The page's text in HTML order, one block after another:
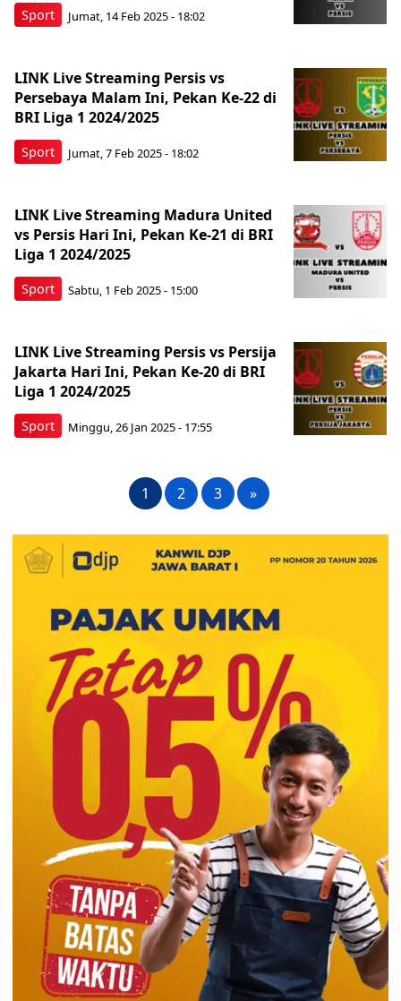
Sport Jumat, 14 Feb 2025 - 18:02
Sport
LINK Live Streaming Persis vs
Persebaya Malam Ini, Pekan Ke-22 di
BRI Liga 1 2024/2025
Jumat, 7 Feb 2025 - 18:02
Sport
LINK Live Streaming Madura United
vs Persis Hari Ini, Pekan Ke-21 di BRI
Liga 1 2024/2025
Sabtu, 1 Feb 2025 - 15:00
Sport
LINK Live Streaming Persis vs Persija
Jakarta Hari Ini, Pekan Ke-20 di BRI
Liga 1 2024/2025
Minggu, 26 Jan 2025 - 17:55
1 2 3 »